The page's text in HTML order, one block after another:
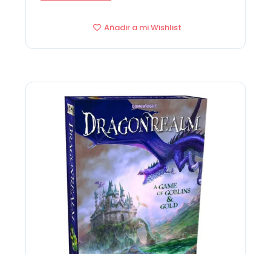
Añadir a mi Wishlist